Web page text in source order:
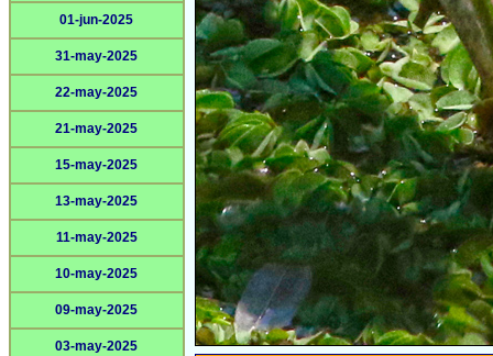
01-jun-2025
31-may-2025
22-may-2025
21-may-2025
15-may-2025
13-may-2025
11-may-2025
10-may-2025
09-may-2025
03-may-2025